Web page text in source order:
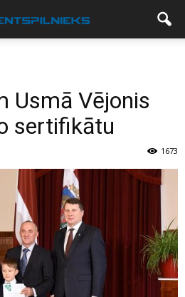
Usmā Vējonis
sertifikātu
1673